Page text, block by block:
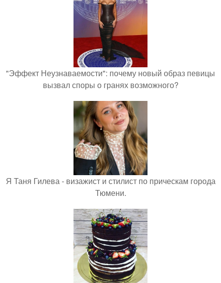
"Эффект Неузнаваемости": почему новый образ певицы
вызвал споры о гранях возможного?
Я Таня Гилева - визажист и стилист по прическам города
Тюмени.